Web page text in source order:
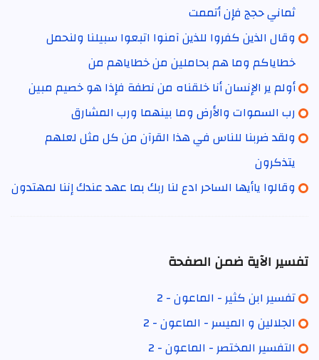
ثماني حجج فإن أتممت
وقال الذين كفروا للذين آمنوا اتبعوا سبيلنا ولنحمل
خطاياكم وما هم بحاملين من خطاياهم من
أولم ير الإنسان أنا خلقناه من نطفة فإذا هو خصيم مبين
رب السموات والأرض وما بينهما ورب المشارق
ولقد ضربنا للناس في هذا القرآن من كل مثل لعلهم
يتذكرون
وقالوا ياأيها الساحر ادع لنا ربك بما عهد عندك إننا لمهتدون
تفسير الآية ضمن الصفحة
تفسير ابن كثير - الماعون - 2
الجلالين و الميسر - الماعون - 2
التفسير المختصر - الماعون - 2